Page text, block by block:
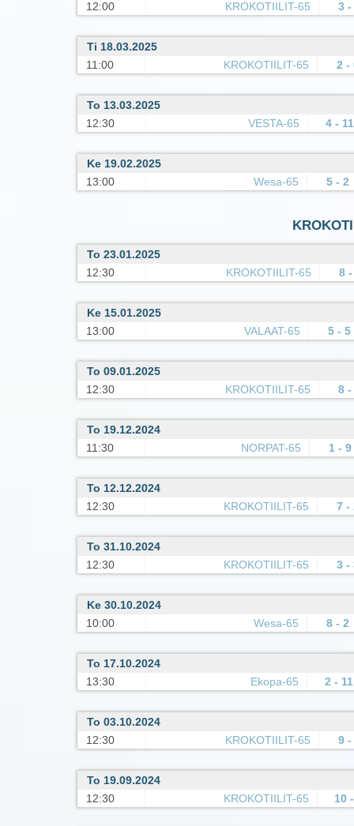
12:00
KROKOTIILIT-65 3 -
Ti 18.03.2025
11:00
KROKOTIILIT-65 2 -
To 13.03.2025
12:30
VESTA-65 4 - 11
Ke 19.02.2025
13:00
Wesa-65 5 - 2
To 23.01.2025
12:30
KROKOTIILIT-65 8
Ke 15.01.2025
13:00
VALAAT-65 5 - 5
To 09.01.2025
12:30
KROKOTIILIT-65 8 -
To 19.12.2024
11:30
NORPAT-65 1 - 9
To 12.12.2024
12:30
KROKOTIILIT-65 7 -
To 31.10.2024
12:30
KROKOTIILIT-65 3 -
Ke 30.10.2024
10:00
Wesa-65 8 - 2
To 17.10.2024
13:30
Ekopa-65 2 - 11
To 03.10.2024
12:30
KROKOTIILIT-65 9 -
To 19.09.2024
12:30
KROKOTIILIT-65 10